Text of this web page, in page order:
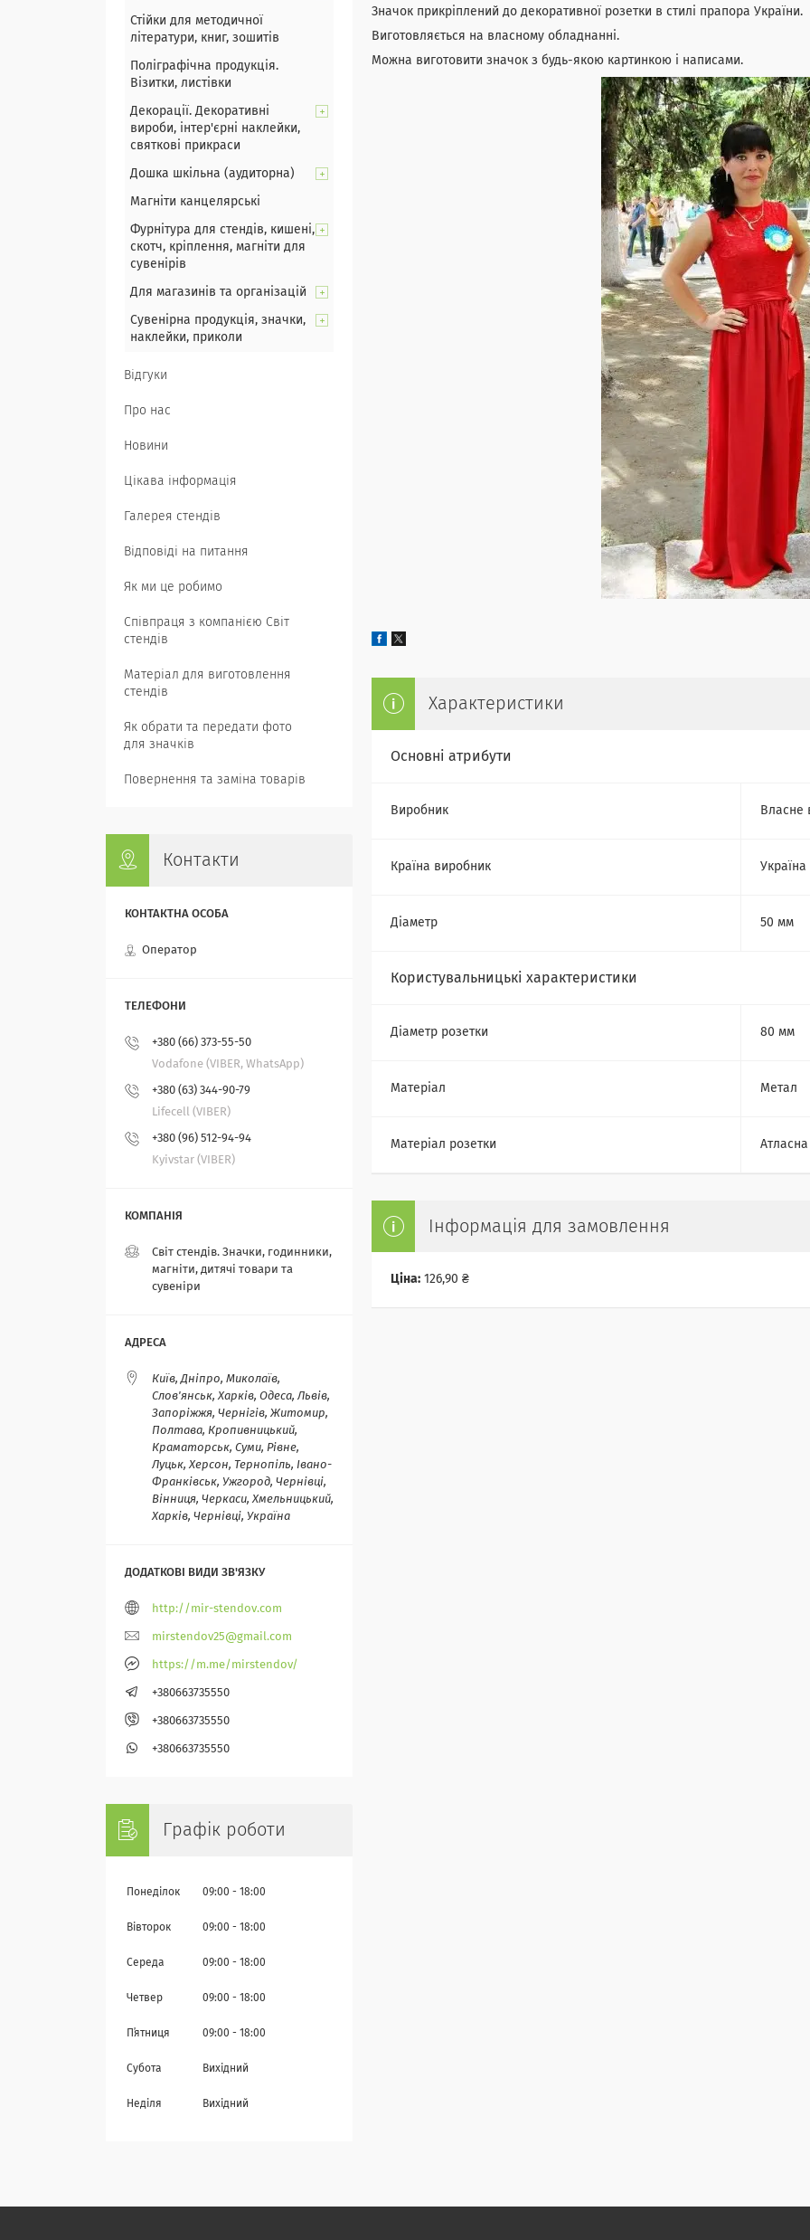
Значок прикріплений до декоративної розетки в стилі прапора України.
Виготовляється на власному обладнанні.
Можна виготовити значок з будь-якою картинкою і написами.
Характеристики
Основні атрибути
Виробник Власне
Країна виробник Україна
Діаметр 50 мм
Користувальницькі характеристики
Діаметр розетки 80 мм
Матеріал Метал
Матеріал розетки Атласна
Інформація для замовлення
Ціна: 126,90 ₴
Стійки для методичної
літератури, книг, зошитів
Поліграфічна продукція.
Візитки, листівки
Декорації. Декоративні
вироби, інтер'єрні наклейки,
святкові прикраси
Дошка шкільна (аудиторна)
Магніти канцелярські
Фурнітура для стендів, кишені,
скотч, кріплення, магніти для
сувенірів
Для магазинів та організацій
Сувенірна продукція, значки,
наклейки, приколи
Відгуки
Про нас
Новини
Цікава інформація
Галерея стендів
Відповіді на питання
Як ми це робимо
Співпраця з компанією Світ
стендів
Матеріал для виготовлення
стендів
Як обрати та передати фото
для значків
Повернення та заміна товарів
Контакти
Оператор
+380 (66) 373-55-50
Vodafone (VIBER, WhatsApp)
+380 (63) 344-90-79
Lifecell (VIBER)
+380 (96) 512-94-94
Kyivstar (VIBER)
Світ стендів. Значки, годинники,
магніти, дитячі товари та
сувеніри
Київ, Дніпро, Миколаїв,
Слов'янськ, Харків, Одеса, Львів,
Запоріжжя, Чернігів, Житомир,
Полтава, Кропивницький,
Краматорськ, Суми, Рівне,
Луцьк, Херсон, Тернопіль, Івано-
Франківськ, Ужгород, Чернівці,
Вінниця, Черкаси, Хмельницький,
Харків, Чернівці, Україна
http://mir-stendov.com
mirstendov25@gmail.com
https://m.me/mirstendov/
+380663735550
+380663735550
+380663735550
Графік роботи
Понеділок 09:00 18:00
Вівторок 09:00 18:00
Середа 09:00 18:00
Четвер 09:00 18:00
Пʼятниця 09:00 18:00
Субота Вихідний
Неділя Вихідний